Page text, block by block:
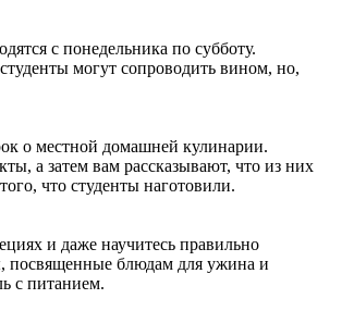
с понедельника по субботу.
могут сопроводить вином, но,
о местной домашней кулинарии.
а затем вам рассказывают, что из них
что студенты наготовили.
и даже научитесь правильно
посвященные блюдам для ужина и
с питанием.